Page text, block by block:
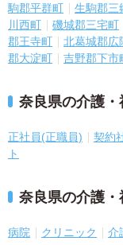
駒郡平群町
生駒郡三
川西町
磯城郡三宅町
郡王寺町
北葛城郡広
郡大淀町
吉野郡下市
奈良県の介護
正社員(正職員) 契約
ト
奈良県の介護
病院 クリニック 介